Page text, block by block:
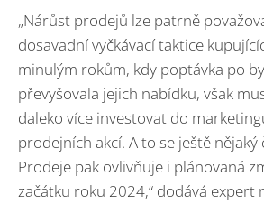
„Nárůst prodejů lze patrně
dosavadní vyčkávací taktice
minulým rokům, kdy poptávka po
převyšovala jejich nabídku, však
daleko více investovat do
prodejních akcí. A to se ještě nějaký
Prodeje pak ovlivňuje i plánovaná
začátku roku 2024,“ dodává expert